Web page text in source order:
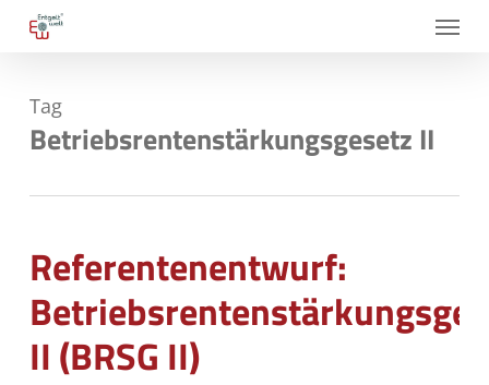
Skip
content
Menu
Tag
Betriebsrentenstärkungsgesetz II
Referentenentwurf:
II (BRSG II)